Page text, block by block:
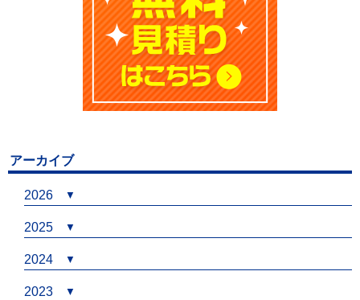
アーカイブ
2026
2025
2024
2023